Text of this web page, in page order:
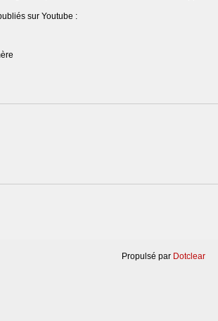
sur Youtube :
Propulsé par Dotclear